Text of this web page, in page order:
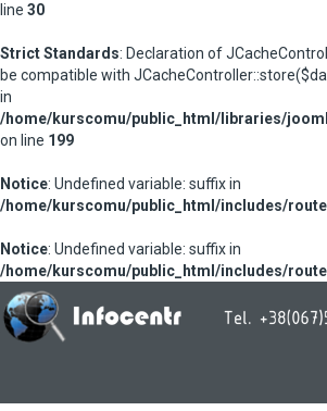
line 30
Strict Standards: Declaration of
be compatible with
in
/home/kurscomu/public_html/libraries/
on line 199
Notice: Undefined variable: suffix in
/home/kurscomu/public_html/includes/
Notice: Undefined variable: suffix in
/home/kurscomu/public_html/includes/